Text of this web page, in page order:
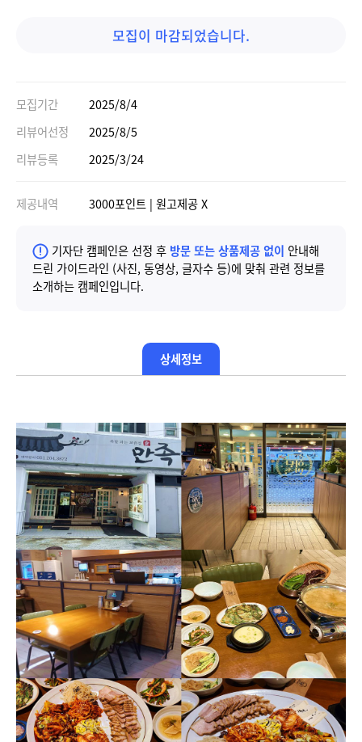
모집이 마감되었습니다.
모집기간
2025/8/4
리뷰어선정
2025/8/5
리뷰등록
2025/3/24
제공내역 3000포인트 | 원고제공 X
기자단 캠페인은 선정 후 방문 또는 상품제공 없이 안내해
드린 가이드라인 (사진, 동영상, 글자수 등)에 맞춰 관련 정보를
소개하는 캠페인입니다.
상세정보